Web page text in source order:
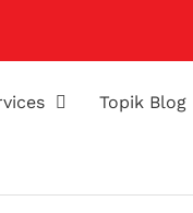
Topik Blog